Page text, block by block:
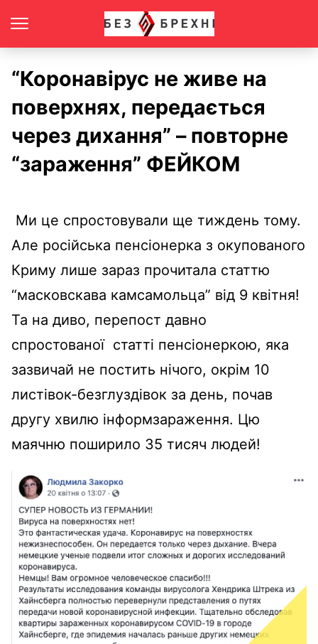
“Коронавірус не живе на
поверхнях, передається
через дихання” – повторне
“зараження” ФЕЙКОМ
Ми це спростовували ще тиждень тому.
Але російська пенсіонерка з окупованого
Криму лише зараз прочитала статтю
“масковскава камсамольца” від 9 квітня!
Та на диво, перепост давно
спростованої статті пенсіонеркою, яка
зазвичай не постить нічого, окрім 10
листівок-безглуздівок за день, почав
другу хвилю інформзараження. Цю
маячню поширило 35 тисяч людей!